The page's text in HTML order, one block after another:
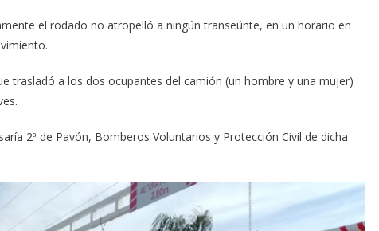
el rodado no atropelló a ningún transeúnte, en un horario en
trasladó a los dos ocupantes del camión (un hombre y una mujer)
2ª de Pavón, Bomberos Voluntarios y Protección Civil de dicha